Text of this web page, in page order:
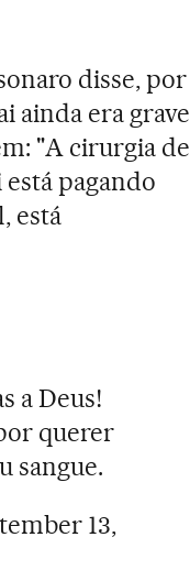
disse, por
ainda era grave
"A cirurgia de
pagando
está
a Deus!
querer
sangue.
13,